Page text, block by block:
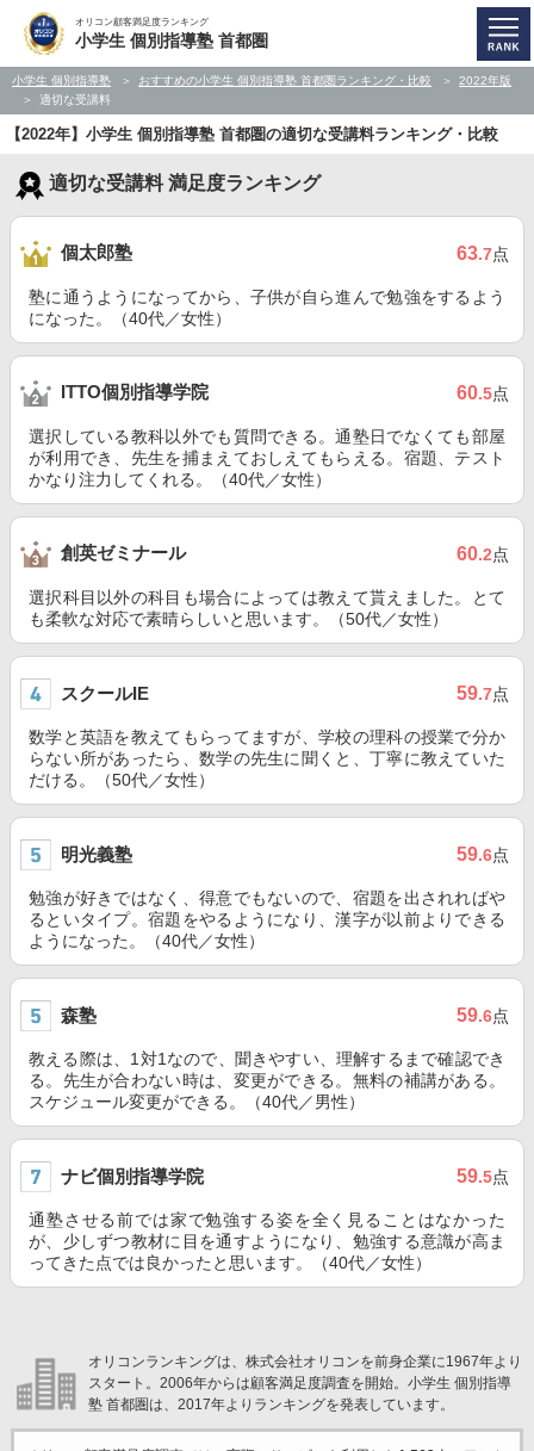
オリコン顧客満足度ランキング
小学生 個別指導塾 首都圏
小学生 個別指導塾 おすすめの小学生 個別指導塾 首都圏ランキング・比較
2022年版
適切な受講料
【2022年】小学生 個別指導塾 首都圏の適切な受講料ランキング・比較
適切な受講料 満足度ランキング
個太郎塾 63.7点
塾に通うようになってから、子供が自ら進んで勉強をするよう
になった。（40代／女性）
ITTO個別指導学院 60.5点
選択している教科以外でも質問できる。通塾日でなくても部屋
が利用でき、先生を捕まえておしえてもらえる。宿題、テスト
かなり注力してくれる。（40代／女性）
創英ゼミナール 60.2点
選択科目以外の科目も場合によっては教えて貰えました。とて
も柔軟な対応で素晴らしいと思います。（50代／女性）
スクールIE 59.7点
数学と英語を教えてもらってますが、学校の理科の授業で分か
らない所があったら、数学の先生に聞くと、丁寧に教えていた
だける。（50代／女性）
明光義塾 59.6点
勉強が好きではなく、得意でもないので、宿題を出されればや
るといタイプ。宿題をやるようになり、漢字が以前よりできる
ようになった。（40代／女性）
森塾 59.6点
教える際は、1対1なので、聞きやすい、理解するまで確認でき
る。先生が合わない時は、変更ができる。無料の補講がある。
スケジュール変更ができる。（40代／男性）
ナビ個別指導学院 59.5点
通塾させる前では家で勉強する姿を全く見ることはなかった
が、少しずつ教材に目を通すようになり、勉強する意識が高ま
ってきた点では良かったと思います。（40代／女性）
オリコンランキングは、株式会社オリコンを前身企業に1967年より
スタート。2006年からは顧客満足度調査を開始。小学生 個別指導
塾 首都圏は、2017年よりランキングを発表しています。